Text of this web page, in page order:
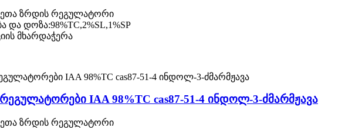
ზრდის რეგულატორი
დოზა:98%TC,2%SL,1%SP
მხარდაჭერა
IAA 98%TC cas87-51-4 ინდოლ-3-ძმარმჟავა
ზრდის რეგულატორი